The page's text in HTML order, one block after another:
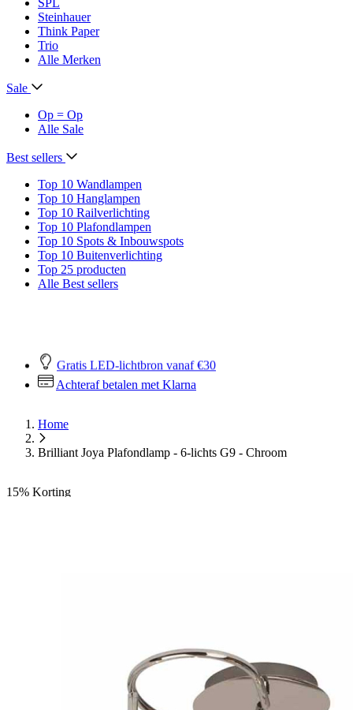
SPL
Steinhauer
Think Paper
Trio
Alle Merken
Sale
Op = Op
Alle Sale
Best sellers
Top 10 Wandlampen
Top 10 Hanglampen
Top 10 Railverlichting
Top 10 Plafondlampen
Top 10 Spots & Inbouwspots
Top 10 Buitenverlichting
Top 25 producten
Alle Best sellers
Gratis LED-lichtbron vanaf €30
Achteraf betalen met Klarna
Home
Brilliant Joya Plafondlamp - 6-lichts G9 - Chroom
15% Korting